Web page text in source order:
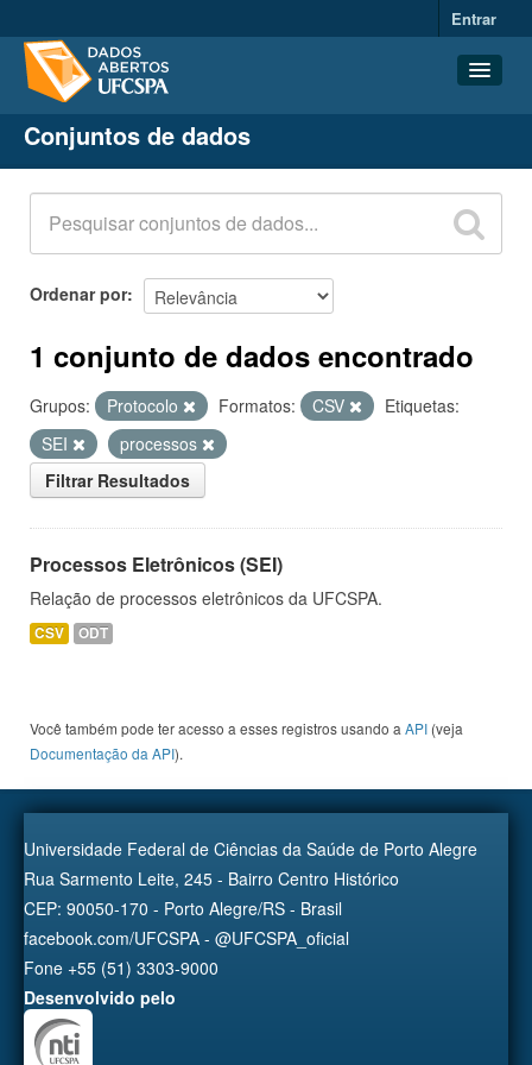
Entrar
Conjuntos de dados
Organizações
Grupos
Sobre
Conjuntos de dados
Ordenar por
1 conjunto de dados encontrado
Grupos: Protocolo Formatos: CSV
Etiquetas:
SEI
processos
Filtrar Resultados
Processos Eletrônicos (SEI)
Relação de processos eletrônicos da UFCSPA.
CSV ODT
Você também pode ter acesso a esses registros usando a API (veja
Documentação da API).
Universidade Federal de Ciências da Saúde de Porto Alegre
Rua Sarmento Leite, 245 - Bairro Centro Histórico
CEP: 90050-170 - Porto Alegre/RS - Brasil
facebook.com/UFCSPA - @UFCSPA_oficial
Fone +55 (51) 3303-9000
Desenvolvido pelo